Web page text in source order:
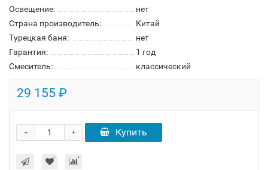
Освещение:
нет
Страна производитель:
Китай
Турецкая баня:
нет
Гарантия:
1 год
Смеситель:
классический
29 155 ₽
+
- Купить